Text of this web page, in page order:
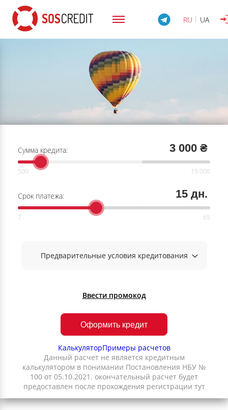
RU UA
Сумма кредита: 3 000 ₴
Срок платежа: 15 дн.
Предварительные условия кредитования
Ввести промокод
Оформить кредит
КалькуляторПримеры расчетов
Данный расчет не является кредитным
калькулятором в понимании Постановления НБУ №
100 от 05.10.2021. окончательный расчет будет
предоставлен после прохождения регистрации тут